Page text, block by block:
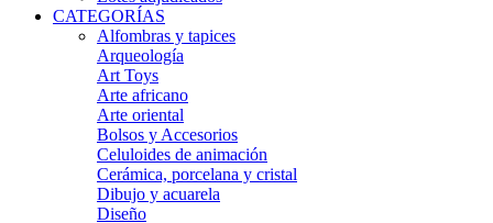
CATEGORÍAS
Alfombras y tapices
Arqueología
Art Toys
Arte africano
Arte oriental
Bolsos y Accesorios
Celuloides de animación
Cerámica, porcelana y cristal
Dibujo y acuarela
Diseño